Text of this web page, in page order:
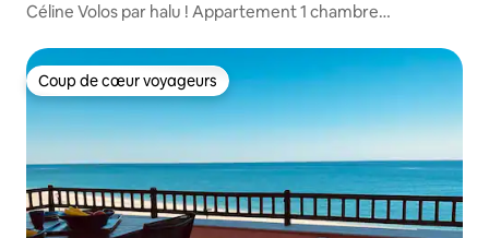
Céline Volos par halu ! Appartement 1 chambre
Coup de cœur voyageurs
Coup de cœur voyageurs